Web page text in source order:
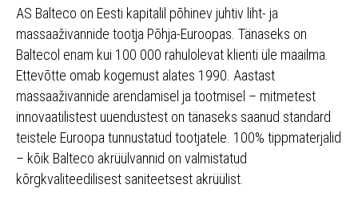
AS Balteco on Eesti kapitalil põhinev juhtiv liht- ja
massaaživannide tootja Põhja-Euroopas. Tänaseks on
Baltecol enam kui 100 000 rahulolevat klienti üle maailma.
Ettevõtte omab kogemust alates 1990. Aastast
massaaživannide arendamisel ja tootmisel – mitmetest
innovaatilistest uuendustest on tänaseks saanud standard
teistele Euroopa tunnustatud tootjatele. 100% tippmaterjalid
– kõik Balteco akrüülvannid on valmistatud
kõrgkvaliteedilisest saniteetsest akrüülist.